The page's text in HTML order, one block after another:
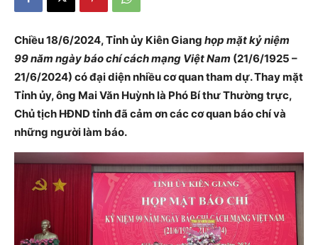
Chiều 18/6/2024, Tỉnh ủy Kiên Giang họp mặt kỷ niệm
99 năm ngày báo chí cách mạng Việt Nam (21/6/1925 –
21/6/2024) có đại diện nhiều cơ quan tham dự. Thay mặt
Tỉnh ủy, ông Mai Văn Huỳnh là Phó Bí thư Thường trực,
Chủ tịch HĐND tỉnh đã cảm ơn các cơ quan báo chí và
những người làm báo.